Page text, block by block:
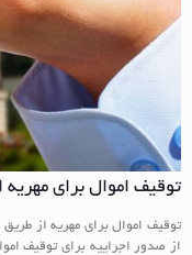
توقیف اموال برای
توقیف اموال برای مهریه از
از صدور اجراییه برای توقیف